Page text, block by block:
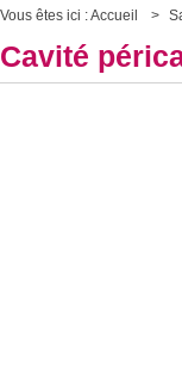
Vous êtes ici :Accueil
Cavité